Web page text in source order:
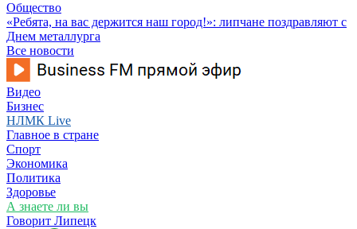
Общество
«Ребята, на вас держится наш город!»: липчане поздравляют с
Днем металлурга
Все новости
Видео
Бизнес
НЛМК Live
Главное в стране
Спорт
Экономика
Политика
Здоровье
А знаете ли вы
Говорит Липецк